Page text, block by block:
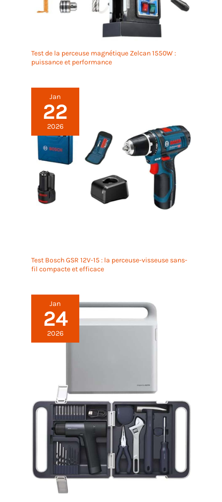
Test de la perceuse magnétique Zelcan 1550W :
puissance et performance
Jan
22
2026
Test Bosch GSR 12V-15 : la perceuse-visseuse sans-
fil compacte et efficace
Jan
24
2026